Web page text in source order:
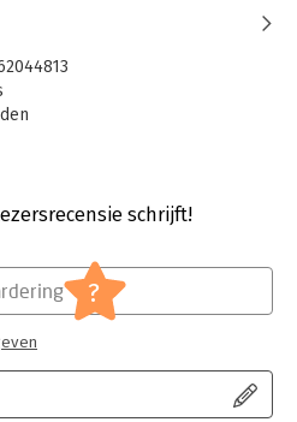
schrijft!
?